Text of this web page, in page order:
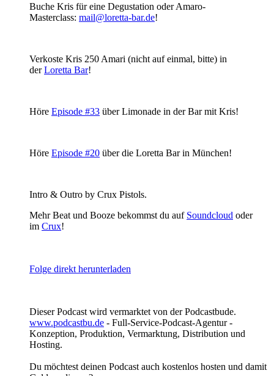
Buche Kris für eine Degustation oder Amaro-
Masterclass: mail@loretta-bar.de!
Verkoste Kris 250 Amari (nicht auf einmal, bitte) in
derLoretta Bar!
Höre Episode #33 über Limonade in der Bar mit Kris!
Höre Episode #20 über die Loretta Bar in München!
Intro & Outro by Crux Pistols.
Mehr Beat und Booze bekommst du auf Soundcloud oder
im Crux!
Folge direkt herunterladen
Dieser Podcast wird vermarktet von der Podcastbude.
www.podcastbu.de - Full-Service-Podcast-Agentur -
Konzeption, Produktion, Vermarktung, Distribution und
Hosting.
Du möchtest deinen Podcast auch kostenlos hosten und damit